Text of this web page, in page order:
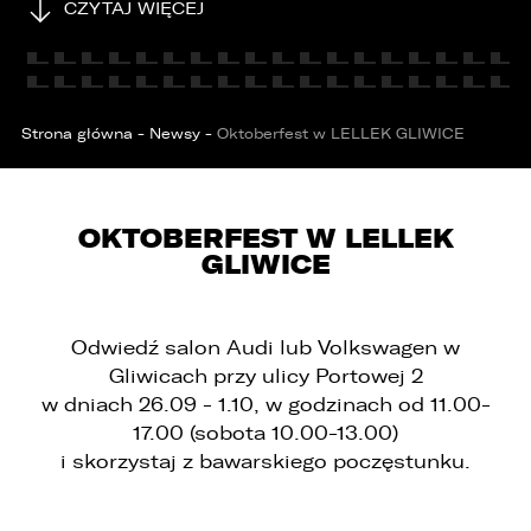
CZYTAJ WIĘCEJ
Strona główna - Newsy - Oktoberfest w LELLEK GLIWICE
OKTOBERFEST W LELLEK
GLIWICE
Odwiedź salon Audi lub Volkswagen w
Gliwicach przy ulicy Portowej 2
w dniach 26.09 - 1.10, w godzinach od 11.00-
17.00 (sobota 10.00-13.00)
i skorzystaj z bawarskiego poczęstunku.
EMAIL
Rozporządzenia Parlamentu Europejskiego i
Rady (UE) 2016/679 z dnia 27 kwietnia 2016 r. w
sprawie ochrony osób fizycznych w związku z
przetwarzaniem danych osobowych i w sprawie
swobodnego przepływu takich danych oraz
uchylenia dyrektywy 95/46/WE (ogólne